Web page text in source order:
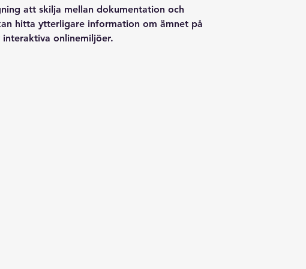
att skilja mellan dokumentation och
hitta ytterligare information om ämnet på
onlinemiljöer.